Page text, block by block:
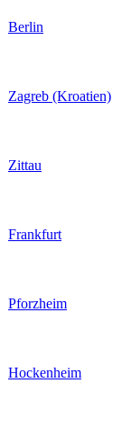
Berlin
Zagreb (Kroatien)
Zittau
Frankfurt
Pforzheim
Hockenheim